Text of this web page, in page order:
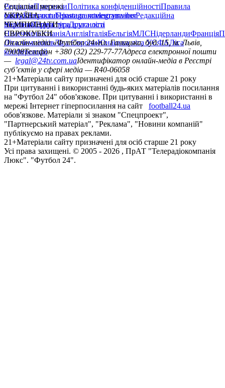
РедакціяПрогнозиПолітика конфіденційностіПравила
сайтуКонтактиПравила коментуванняРедакційна
політикаСтруктура власності
Соціальні мережі
facebookxyoutubeinstagramtelegramviber
УКРАЇНА
УкраїнаПерша лігаДруга ліга
ЧЕМПІОНАТИ
НімеччинаІспаніяАнгліяІталіяБельгіяМЛСНідерландиФранція
ЄВРОКУБКИ
Ліга чемпіонівЛіга ЄвропиЮнацька ліга УЄФАЛіга
конференцій
Онлайн-медіа «Футбол 24»пл. Галицька, буд. 15, м. Львів,
79008Телефон +380 (32) 229-77-77Адреса електронної пошти
— legal@24tv.com.uaІдентифікатор онлайн-медіа в Реєстрі
суб’єктів у сфері медіа — R40-06058
21+Матеріали сайту призначені для осіб старше 21 року
При цитуванні і використанні будь-яких матеріалів посилання
на "Футбол 24" обов'язкове. При цитуванні і використанні в
мережі Інтернет гіперпосилання на сайт
football24.ua
обов'язкове. Матеріали зі знаком "Спецпроект",
"Партнерський матеріал", "Реклама", "Новини компаній"
публікуємо на правах реклами.
21+Матеріали сайту призначені для осіб старше 21 року
Усi права захищенi. © 2005 - 2026 , ПрАТ "Телерадіокомпанія
Люкс". "Футбол 24".